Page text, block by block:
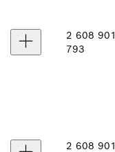
2 608 901
793
2 608 901